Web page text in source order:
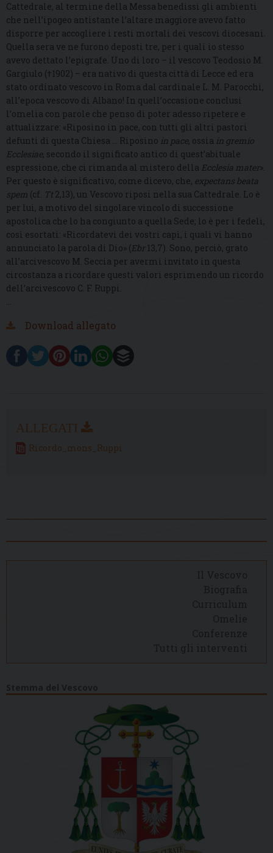
Cattedrale, al termine della Messa benedissi gli ambienti
che nell’ipogeo antistante l’altare maggiore avevo fatto
disporre per accogliere i resti mortali dei vescovi diocesani.
Quella sera ve ne furono deposti tre, per i quali io stesso
avevo dettato l’epigrafe. Uno di loro – il vescovo Teodosio M.
Gargiulo (†1902) – era nativo di questa città di Lecce ed era
stato ordinato vescovo in Roma dal cardinale L. M. Parocchi,
all’epoca vescovo di Albano! In quell’occasione conclusi
l’omelia con parole che penso di poter adesso ripetere e
attualizzare: «Riposino in pace, con tutti gli altri pastori
defunti di questa Chiesa … Riposino in pace, ossia in gremio
Ecclesiae, secondo il significato antico di quest’abituale
espressione, che ci rimanda al mistero della Ecclesia mater».
Per questo è significativo, come dicevo, che, expectans beata
spem (cf. Tt 2,13), un Vescovo riposi nella sua Cattedrale. Lo è
per lui, a motivo del singolare vincolo di successione
apostolica che lo ha congiunto a quella Sede; lo è per i fedeli,
così esortati: «Ricordatevi dei vostri capi, i quali vi hanno
annunciato la parola di Dio» (Ebr 13,7). Sono, perciò, grato
all’arcivescovo M. Seccia per avermi invitato in questa
circostanza a ricordare questi valori esprimendo un ricordo
dell’arcivescovo C. F. Ruppi.
…
Download allegato
Ricordo_mons_Ruppi